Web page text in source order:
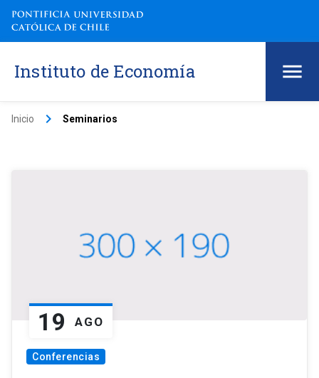
Instituto de Economía
Inicio keyboard_arrow_right Seminarios
19 AGO
Conferencias